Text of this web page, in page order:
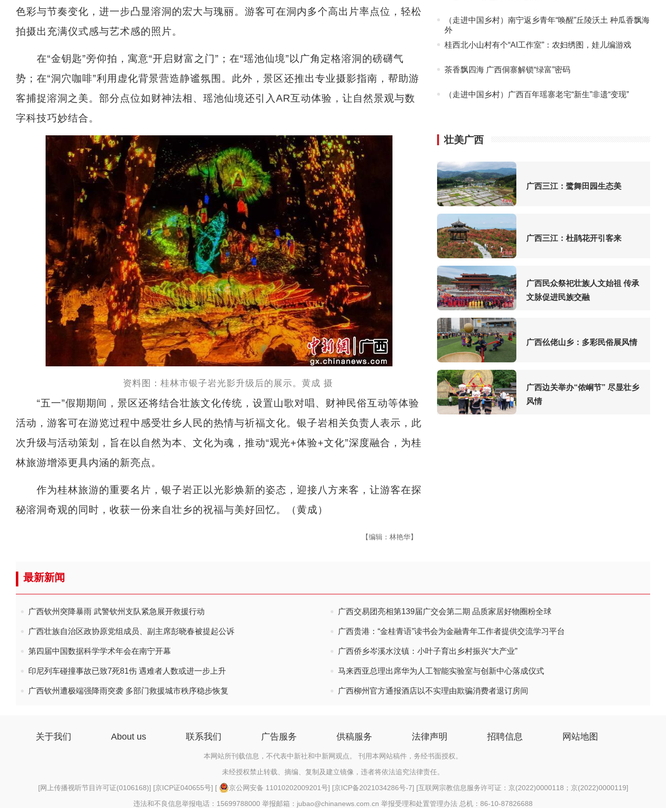
色彩与节奏变化，进一步凸显溶洞的宏大与瑰丽。游客可在洞内多个高出片率点位，轻松
拍摄出充满仪式感与艺术感的照片。
在“金钥匙”旁仰拍，寓意“开启财富之门”；在“瑶池仙境”以广角定格溶洞的磅礴气
势；在“洞穴咖啡”利用虚化背景营造静谧氛围。此外，景区还推出专业摄影指南，帮助游
客捕捉溶洞之美。部分点位如财神法相、瑶池仙境还引入AR互动体验，让自然景观与数
字科技巧妙结合。
资料图：桂林市银子岩光影升级后的展示。黄成 摄
“五一”假期期间，景区还将结合壮族文化传统，设置山歌对唱、财神民俗互动等体验
活动，游客可在游览过程中感受壮乡人民的热情与祈福文化。银子岩相关负责人表示，此
次升级与活动策划，旨在以自然为本、文化为魂，推动“观光+体验+文化”深度融合，为桂
林旅游增添更具内涵的新亮点。
作为桂林旅游的重要名片，银子岩正以光影焕新的姿态，迎接八方来客，让游客在探
秘溶洞奇观的同时，收获一份来自壮乡的祝福与美好回忆。（黄成）
【编辑：林艳华】
（走进中国乡村）南宁返乡青年“唤醒”丘陵沃土 种瓜香飘海
外
桂西北小山村有个“AI工作室”：农妇绣图，娃儿编游戏
茶香飘四海 广西侗寨解锁“绿富”密码
（走进中国乡村）广西百年瑶寨老宅“新生”非遗“变现”
壮美广西
广西三江：鹭舞田园生态美
广西三江：杜鹃花开引客来
广西民众祭祀壮族人文始祖 传承
文脉促进民族交融
广西仫佬山乡：多彩民俗展风情
广西边关举办“侬峒节” 尽显壮乡
风情
最新新闻
广西钦州突降暴雨 武警钦州支队紧急展开救援行动 广西交易团亮相第139届广交会第二期 品质家居好物圈粉全球
广西壮族自治区政协原党组成员、副主席彭晓春被提起公诉 广西贵港：“金桂青语”读书会为金融青年工作者提供交流学习平台
第四届中国数据科学学术年会在南宁开幕 广西侨乡岑溪水汶镇：小叶子育出乡村振兴“大产业”
印尼列车碰撞事故已致7死81伤 遇难者人数或进一步上升 马来西亚总理出席华为人工智能实验室与创新中心落成仪式
广西钦州遭极端强降雨突袭 多部门救援城市秩序稳步恢复 广西柳州官方通报酒店以不实理由欺骗消费者退订房间
关于我们 About us 联系我们 广告服务 供稿服务 法律声明 招聘信息 网站地图
本网站所刊载信息，不代表中新社和中新网观点。 刊用本网站稿件，务经书面授权。
未经授权禁止转载、摘编、复制及建立镜像，违者将依法追究法律责任。
[网上传播视听节目许可证(0106168)] [京ICP证040655号] [ 京公网安备 11010202009201号] [京ICP备2021034286号-7] [互联网宗教信息服务许可证：京(2022)0000118；京(2022)0000119]
违法和不良信息举报电话：15699788000 举报邮箱：jubao@chinanews.com.cn 举报受理和处置管理办法 总机：86-10-87826688